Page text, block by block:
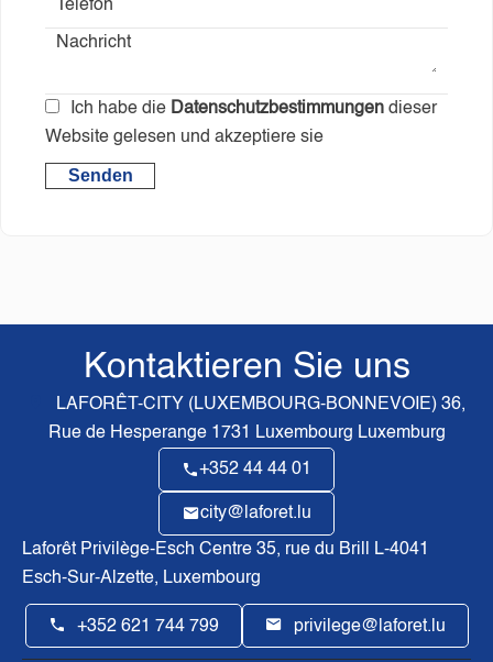
Ich habe die Datenschutzbestimmungen dieser
Website gelesen und akzeptiere sie
Senden
Kontaktieren Sie uns
LAFORÊT-CITY (LUXEMBOURG-BONNEVOIE) 36,
Rue de Hesperange 1731 Luxembourg Luxemburg
+352 44 44 01
city@laforet.lu
Laforêt Privilège-Esch Centre 35, rue du Brill L-4041
Esch-Sur-Alzette, Luxembourg
+352 621 744 799 privilege@laforet.lu